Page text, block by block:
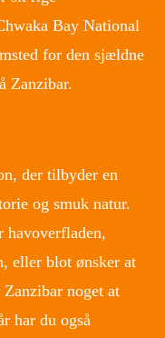
Bay National
for den sjældne
Zanzibar.
der tilbyder en
og smuk natur.
havoverfladen,
eller blot ønsker at
noget at
har du også